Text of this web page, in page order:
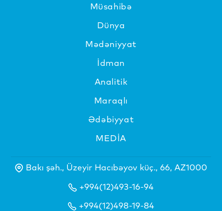
Müsahibə
Dünya
Mədəniyyat
İdman
Analitik
Maraqlı
Ədəbiyyat
MEDİA
Bakı şəh., Üzeyir Hacıbəyov küç., 66, AZ1000
+994(12)493-16-94
+994(12)498-19-84